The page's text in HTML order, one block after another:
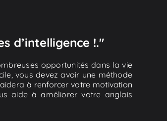
d’intelligence !."
opportunités dans la vie
vous devez avoir une méthode
à renforcer votre motivation
aide à améliorer votre anglais